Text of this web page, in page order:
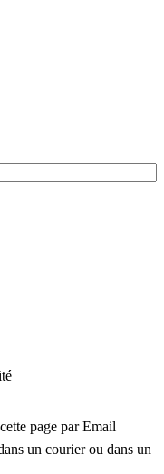
page par Email
un courier ou dans un